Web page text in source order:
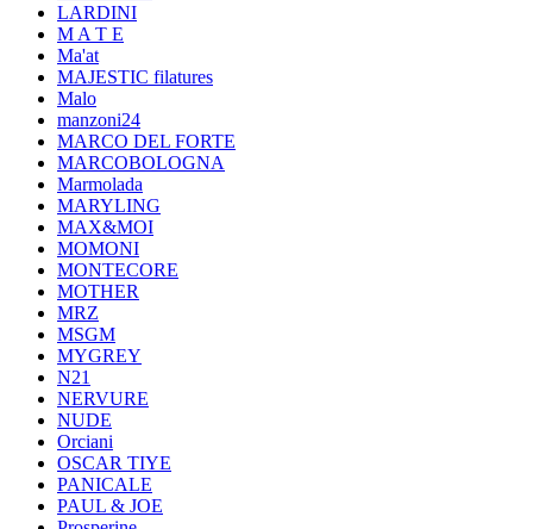
LARDINI
M A T E
Ma'at
MAJESTIC filatures
Malo
manzoni24
MARCO DEL FORTE
MARCOBOLOGNA
Marmolada
MARYLING
MAX&MOI
MOMONI
MONTECORE
MOTHER
MRZ
MSGM
MYGREY
N21
NERVURE
NUDE
Orciani
OSCAR TIYE
PANICALE
PAUL & JOE